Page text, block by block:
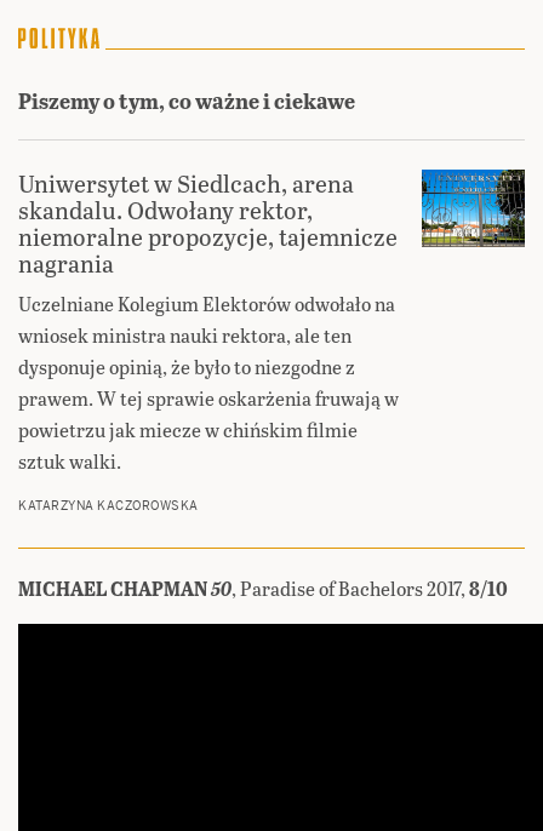
Piszemy o tym, co ważne i ciekawe
Uniwersytet w Siedlcach, arena
skandalu. Odwołany rektor,
niemoralne propozycje, tajemnicze
nagrania
Uczelniane Kolegium Elektorów odwołało na
wniosek ministra nauki rektora, ale ten
dysponuje opinią, że było to niezgodne z
prawem. W tej sprawie oskarżenia fruwają w
powietrzu jak miecze w chińskim filmie
sztuk walki.
KATARZYNA KACZOROWSKA
MICHAEL CHAPMAN50, Paradise of Bachelors 2017,8/10